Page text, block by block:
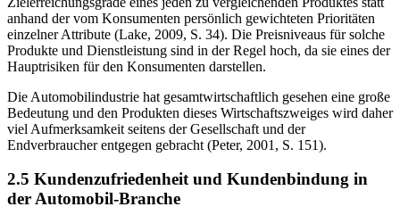
anhand der vom Konsumenten persönlich gewichteten Prioritäten
einzelner Attribute (Lake, 2009, S. 34). Die Preisniveaus für solche
Produkte und Dienstleistung sind in der Regel hoch, da sie eines der
Hauptrisiken für den Konsumenten darstellen.
Die Automobilindustrie hat gesamtwirtschaftlich gesehen eine große
Bedeutung und den Produkten dieses Wirtschaftszweiges wird daher
viel Aufmerksamkeit seitens der Gesellschaft und der
Endverbraucher entgegen gebracht (Peter, 2001, S. 151).
2.5 Kundenzufriedenheit und Kundenbindung in
der Automobil-Branche